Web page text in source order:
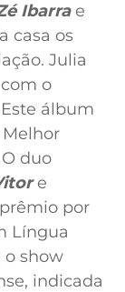
Ibarrae
casa os
Julia
o
álbum
duo
e
por
Língua
o show
indicada